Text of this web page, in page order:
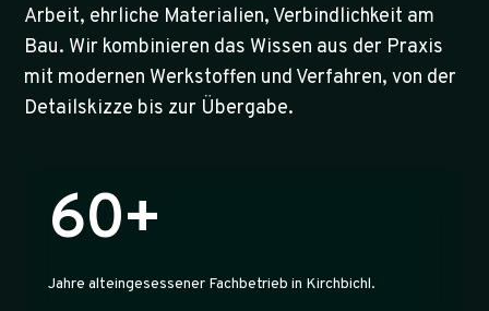
Arbeit, ehrliche Materialien, Verbindlichkeit am
Bau. Wir kombinieren das Wissen aus der Praxis
mit modernen Werkstoffen und Verfahren, von der
Detailskizze bis zur Übergabe.
60+
Jahre alteingesessener Fachbetrieb in Kirchbichl.